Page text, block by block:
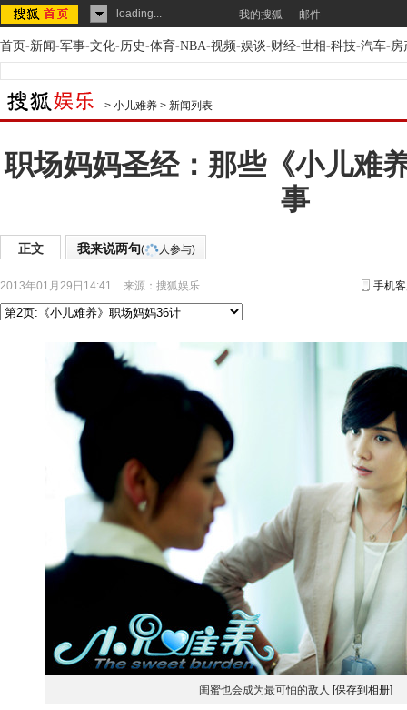
loading... 我的搜狐 邮件
首页-新闻-军事-文化-历史-体育-NBA-视频-娱谈-财经-世相-科技-汽车-房
> 小儿难养 > 新闻列表
职场妈妈圣经：那些《小儿难
事
正文 我来说两句( 人参与)
2013年01月29日14:41 来源： 搜狐娱乐 手机
闺蜜也会成为最可怕的敌人 [保存到相册]